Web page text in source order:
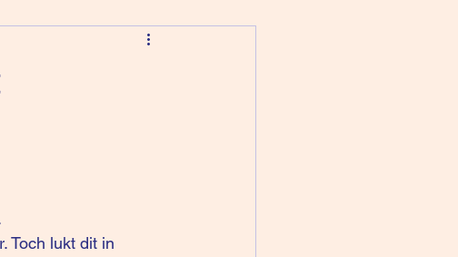
Toch lukt dit in